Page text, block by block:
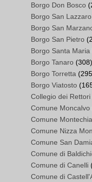
Borgo Don Bosco
Borgo San Lazzaro
Borgo San
Borgo San Pietro
Borgo Santa Maria
Borgo Tanaro (308)
Borgo Torretta
Borgo Viatosto
Collegio dei Rettori
Comune Moncalvo
Comune
Comune Nizza
Comune San
Comune di
Comune di Canelli
Comune di